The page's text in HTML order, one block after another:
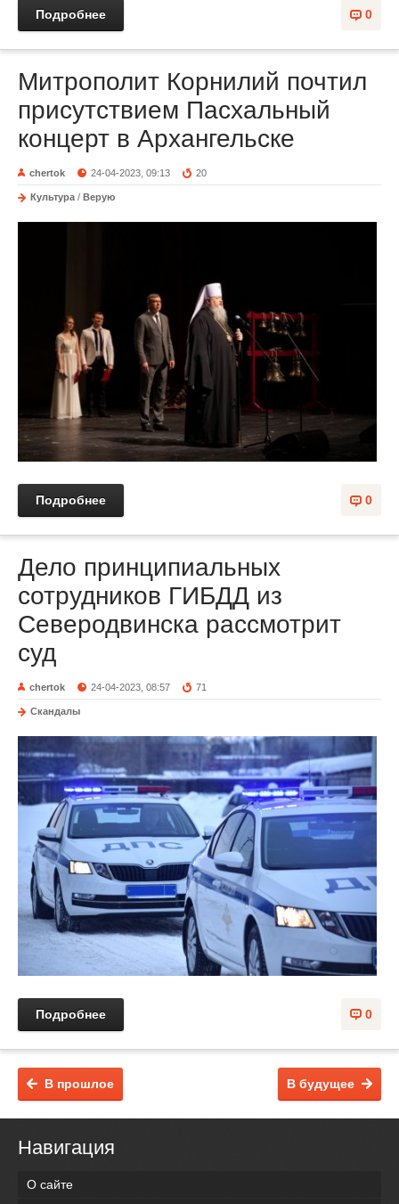
0
Подробнее
Митрополит Корнилий почтил
присутствием Пасхальный
концерт в Архангельске
chertok 24-04-2023, 09:13 20
Культура / Верую
0
Подробнее
Дело принципиальных
сотрудников ГИБДД из
Северодвинска рассмотрит
суд
chertok 24-04-2023, 08:57 71
Скандалы
0
Подробнее
В будущее
В прошлое
Навигация
О сайте